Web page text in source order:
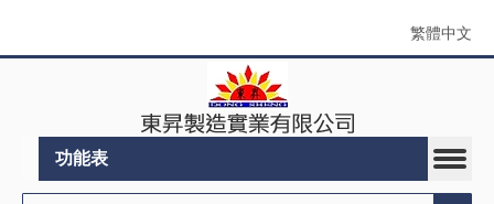
繁體中文
功能表